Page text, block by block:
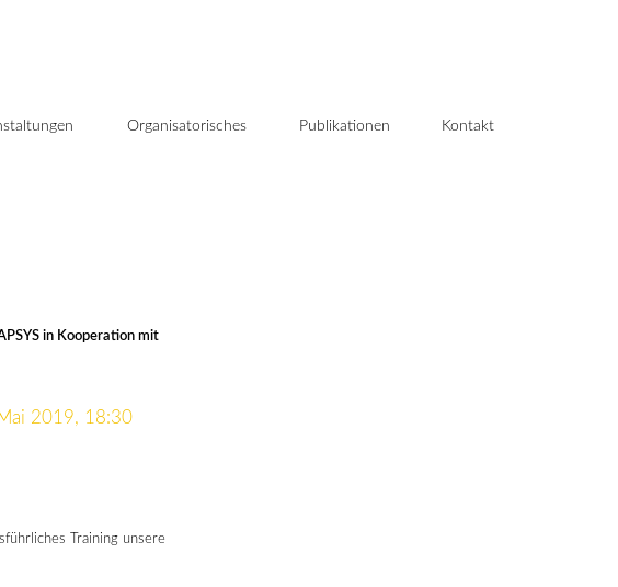
Organisatorisches Publikationen Kontakt
in Kooperation mit
2019, 18:30
Training unsere